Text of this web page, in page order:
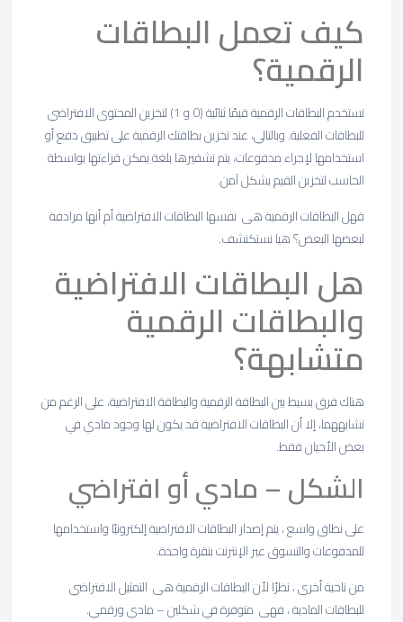
كيف تعمل البطاقات
الرقمية؟
تستخدم البطاقات الرقمية قيمًا ثنائية (0 و 1) لتخزين المحتوى الافتراضي
للبطاقات الفعلية. وبالتالي، عند تخزين بطاقتك الرقمية على تطبيق دفع أو
استخدامها لإجراء مدفوعات، يتم تشفيرها بلغة يمكن قراءتها بواسطة
الحاسب لتخزين القيم بشكل آمن.
قهل البطاقات الرقمية هى نفسها البطاقات الافتراضية أم أنها مرادفة
لبعضها البعض؟ هيا نستكتشف.
هل البطاقات الافتراضية
والبطاقات الرقمية
متشابهة؟
هناك فرق بسيط بين البطاقة الرقمية والبطاقة الافتراضية، على الرغم من
تشابههما، إلا أن البطاقات الافتراضية قد يكون لها وجود مادي في
بعض الأحيان فقط.
الشكل – مادي أو افتراضي
على نطاق واسع ، يتم إصدار البطاقات الافتراضية إلكترونيًا واستخدامها
للمدفوعات والتسوق عبر الإنترنت بنقرة واحدة.
من ناحية أخرى ، نظرًا لأن البطاقات الرقمية هى التمثيل الافتراضي
للبطاقات المادية ، فهى متوفرة في شكلين – مادي ورقمي.